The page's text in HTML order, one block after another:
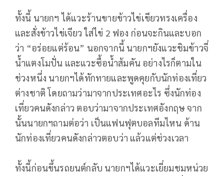
ทั้งนี้ นายกฯ ได้แวะร้านขายข้าวไข่เขียวทรงเครื่อง
และสั่งข้าวไข่เจียว ใส่ไข่ 2 ฟอง ก่อนจะกินและบอก
ว่า “อร่อยแต่ร้อน” นอกจากนี้ นายกฯยังแวะชิมข้าวจี่
น้ำแตงโมปั่น และแวะซื้อน้ำส้มคัน อย่างไรก็ตามใน
ช่วงหนึ่ง นายกฯได้ทักทายและพูดคุยกับนักท่องเที่ยว
ต่างชาติ โดยถามว่ามาจากประเทศอะไร ซึ่งนักท่อง
เที่ยวคนดังกล่าว ตอบว่ามาจากประเทศอังกฤษ จาก
นั้นนายกฯถามต่อว่า เป็นแฟนฟุตบอลทีมไหน ด้าน
นักท่องเที่ยวคนดังกล่าวตอบว่า แล้วแต่ช่วงเวลา
ทั้งนี้ก่อนขึ้นรถยนต์กลับ นายกฯได้แวะเยี่ยมชมหน่วย